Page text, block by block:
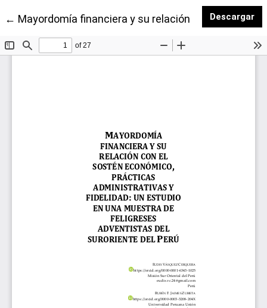
← Volver a los detalles del artículo
Mayordomía financiera y su relación con elDescargar